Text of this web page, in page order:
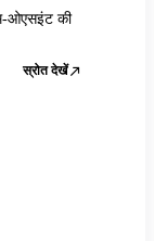
ओएसइंट की
स्रोत देखें